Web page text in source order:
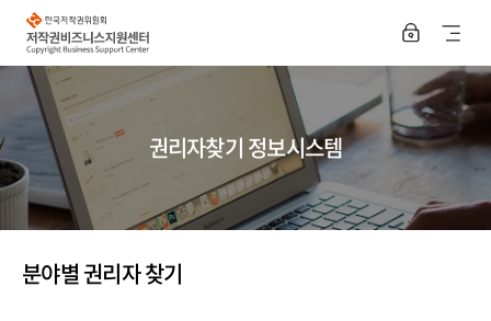
한
국
저
작
권
위
회
권
비
즈
니
스
원
센
사
이
트
지
도
열
권리자찾기 정보시스템
분야별 권리자 찾기